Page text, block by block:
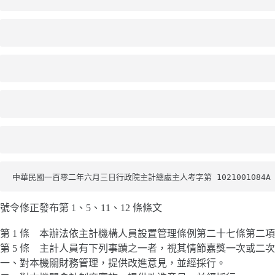
中華民國一百零二年六月三日行政院主計總處主人考字第 1021001084A
號令修正發布第 1、5、11、12 條條文
第 1 條 本辦法依主計機構人員設置管理條例第二十七條第二項
第 5 條 主計人員有下列事蹟之一者，視其情節嘉獎一次或二次
一、對本機關財務管理，提供改進意見，並經採行。